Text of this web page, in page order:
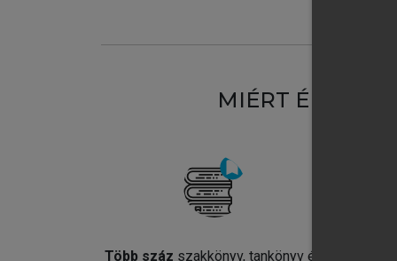
MIÉRT
Több száz szakkönyv, tankönyv és